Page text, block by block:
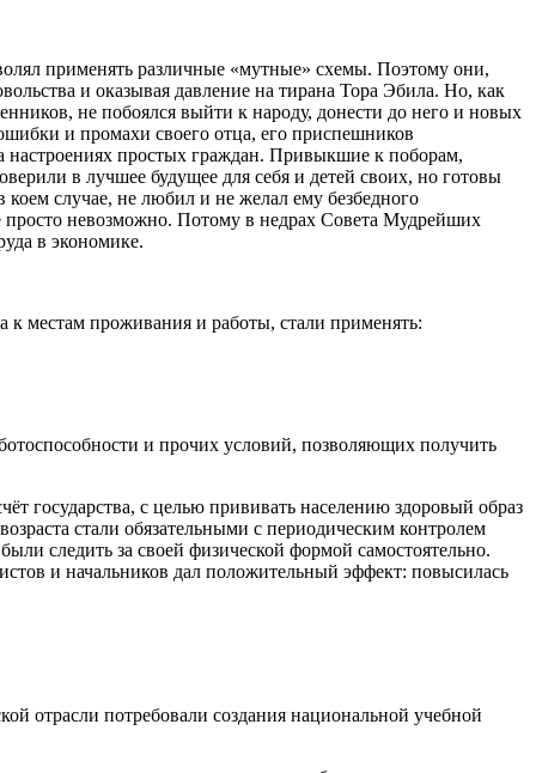
применять различные «мутные» схемы. Поэтому они,
и оказывая давление на тирана Тора Эбила. Но, как
не побоялся выйти к народу, донести до него и новых
и промахи своего отца, его приспешников
настроениях простых граждан. Привыкшие к поборам,
в лучшее будущее для себя и детей своих, но готовы
случае, не любил и не желал ему безбедного
просто невозможно. Потому в недрах Совета Мудрейших
в экономике.
местам проживания и работы, стали применять:
и прочих условий, позволяющих получить
государства, с целью прививать населению здоровый образ
стали обязательными с периодическим контролем
следить за своей физической формой самостоятельно.
и начальников дал положительный эффект: повысилась
отрасли потребовали создания национальной учебной